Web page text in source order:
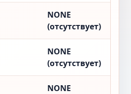
NONE
(отсутствует)
NONE
(отсутствует)
NONE